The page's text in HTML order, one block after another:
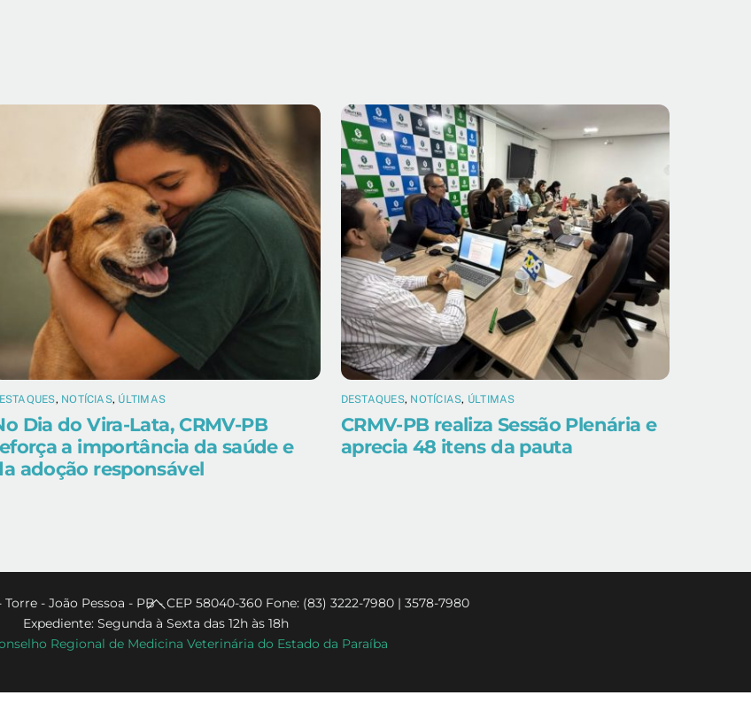
, NOTÍCIAS, ÚLTIMAS
Dia do Vira-Lata, CRMV-PB
a importância da saúde e
adoção responsável
DESTAQUES, NOTÍCIAS, ÚLTIMAS
CRMV-PB realiza Sessão Plenária e
aprecia 48 itens da pauta
Back
To
Top
- João Pessoa - PB - CEP 58040-360 Fone: (83) 3222-7980 | 3578-7980
Expediente: Segunda à Sexta das 12h às 18h
Regional de Medicina Veterinária do Estado da Paraíba